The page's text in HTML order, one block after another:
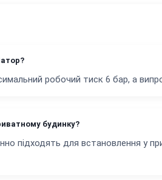
робочий тиск 6 бар, а
будинку?
підходять для встановлення у